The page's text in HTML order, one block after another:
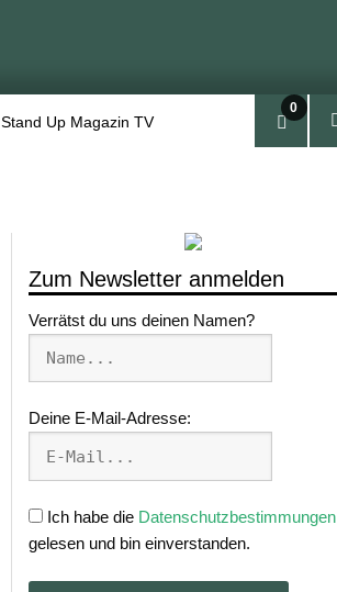
Stand Up Magazin TV
0
Zum Newsletter anmelden
Verrätst du uns deinen Namen?
Deine E-Mail-Adresse:
Ich habe die Datenschutzbestimmungen
gelesen und bin einverstanden.